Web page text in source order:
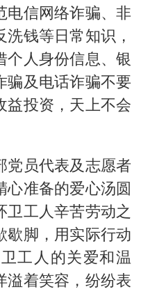
电信网络诈骗、非
钱等日常知识，
个人身份信息、银
骗及电话诈骗不要
益投资，天上不会
党员代表及志愿者
心准备的爱心汤圆
卫工人辛苦劳动之
歇脚，用实际行动
工人的关爱和温
溢着笑容，纷纷表